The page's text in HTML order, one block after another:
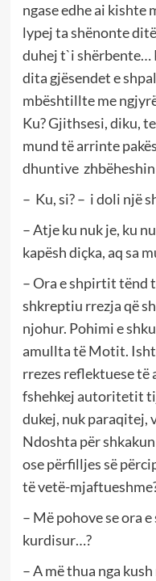
ngase edhe ai
lypej ta shënonte
duhej t`i shërbente…
dita gjësendet e
mbështillte me
Ku? Gjithsesi, diku,
mund të arrinte
dhuntive
– Ku, si? – i doli një
– Atje ku nuk je, ku
kapësh diçka, aq sa
– Ora e shpirtit tënd
shkreptiu rrezja që
njohur. Pohimi e
amullta të Motit.
rrezes reflektuese të
fshehkej autoritetit
dukej, nuk paraqitej,
Ndoshta për
ose përfilljes së
të vetë-
– Më pohove se ora
kurdisur…?
– A më thua nga